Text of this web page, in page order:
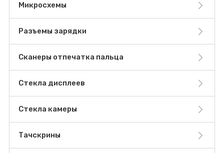
Микросхемы
Разъемы зарядки
Сканеры отпечатка пальца
Стекла дисплеев
Стекла камеры
Тачскрины